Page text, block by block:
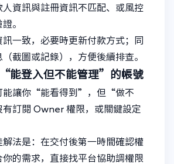
人資訊與註冊資訊不匹配、或風控
。
訊一致，必要時更新付款方式；同
截圖或記錄），方便後續排查。
能登入但不能管理”的帳號
能讓你“能看得到”，但“做不
訂閱 Owner 權限，或關鍵設定
解法是：在交付後第一時間確認權
你的需求，直接找平台協助調權限